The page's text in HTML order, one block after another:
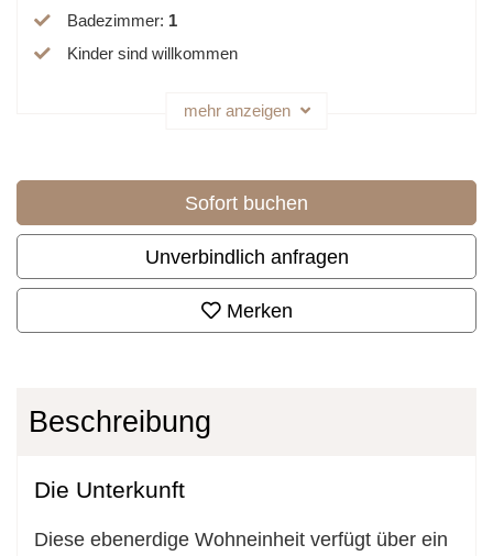
Badezimmer: 1
Kinder sind willkommen
mehr anzeigen
Sofort buchen
Unverbindlich anfragen
Merken
Beschreibung
Die Unterkunft
Diese ebenerdige Wohneinheit verfügt über ein